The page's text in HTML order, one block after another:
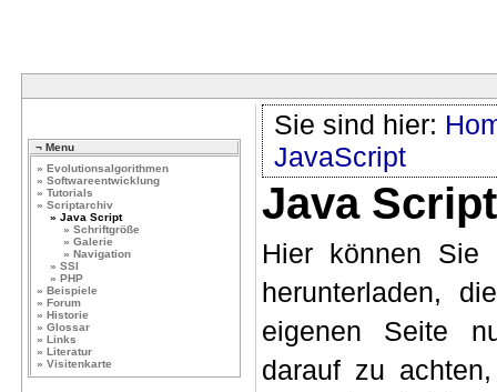
Sie sind hier:
JavaScript
Java
Hier können
herunterladen,
eigenen Seite
darauf zu
¬ Menu
» Evolutionsalgorithmen
» Softwareentwicklung
» Tutorials
» Scriptarchiv
» Java Script
» Schriftgröße
» Galerie
» Navigation
» SSI
» PHP
» Beispiele
» Forum
» Historie
» Glossar
» Links
» Literatur
» Visitenkarte